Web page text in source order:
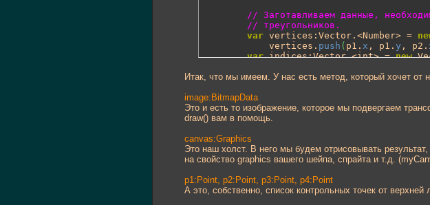
// Заготавливаем данные,
// треугольников.
var vertices:Vector.<Number> =
            vertices.
push ( p1. x , p1. y , p2.
var indices:Vector.<int> = new
var uvtdata:Vector.<Number> = new
// Рисуем два треугольника,
// конечный результат.
        canvas.drawTriangles
        canvas.
endFill ()
}
Итак, что мы имеем. У нас есть метод, который хочет
image:BitmapData
Это и есть то изображение, которое мы подвергаем
draw() вам в помощь.
canvas:Graphics
Это наш холст. В него мы будем отрисовывать
на свойство graphics вашего шейпа, спрайта и т.д.
p1:Point, p2:Point, p3:Point, p4:Point
А это, собственно, список контрольных точек от верхней